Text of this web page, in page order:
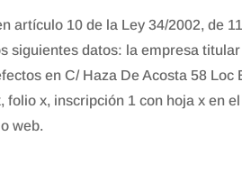
artículo 10 de la Ley 34/2002, de
siguientes datos: la empresa
en C/ Haza De Acosta 58
folio x, inscripción 1 con hoja x
web.